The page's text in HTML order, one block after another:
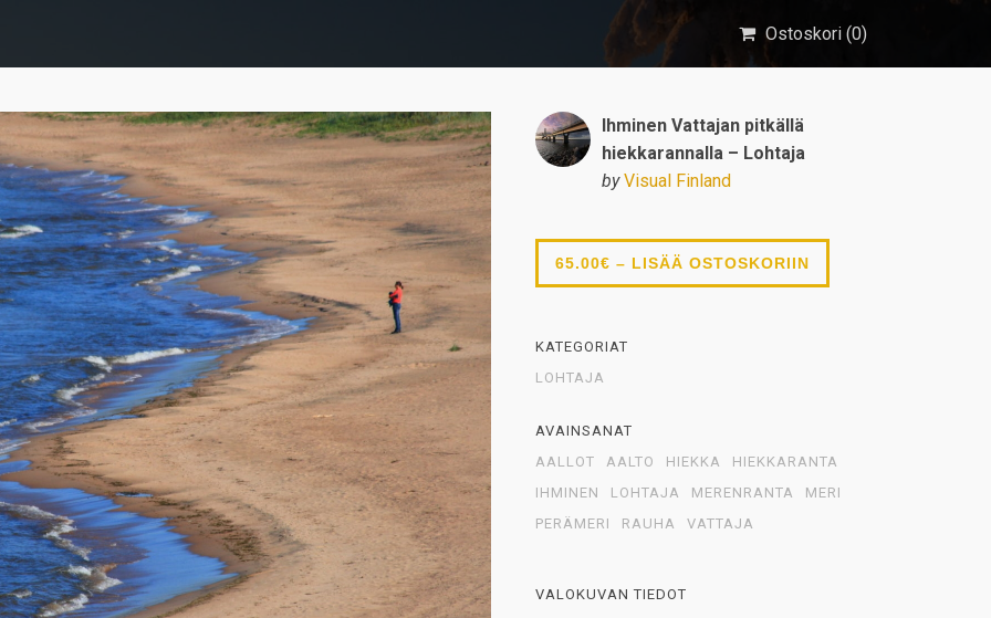
Ostoskori (0)
Ihminen Vattajan pitkällä
hiekkarannalla – Lohtaja
by Visual Finland
65.00€ – LISÄÄ OSTOSKORIIN
KATEGORIAT
LOHTAJA
AVAINSANAT
AALLOT
AALTO HIEKKA
HIEKKARANTA
IHMINEN
LOHTAJA MERENRANTA
MERI
PERÄMERI
RAUHA VATTAJA
VALOKUVAN TIEDOT